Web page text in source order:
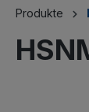
Produkte